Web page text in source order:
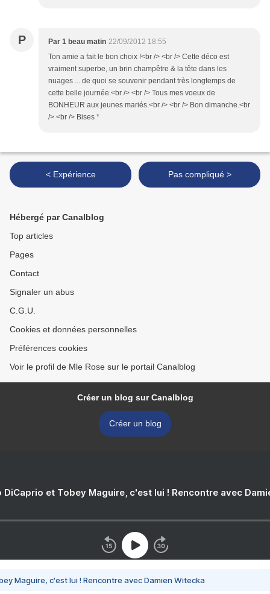
P Par 1 beau matin 22/09/2012 18:55
Ton amie a fait le bon choix !<br /> <br /> Cette déco est
vraiment superbe, un brin champêtre & la tête dans les
nuages ... de quoi se souvenir pendant très longtemps de
cette belle journée.<br /> <br /> Tous mes voeux de
BONHEUR aux jeunes mariés.<br /> <br /> Bon dimanche.<br
/> <br /> Bises *
< Expérience Pas compliqué >
Hébergé par Canalblog
Top articles
Pages
Contact
Signaler un abus
C.G.U.
Cookies et données personnelles
Préférences cookies
Voir le profil de Mle Rose sur le portail Canalblog
Créer un blog sur Canalblog
Créer un blog
DiCaprio et Tobey Maguire, c'est lui ! Rencontre avec
Maguire, c'est lui ! Rencontre avec Damien Witecka